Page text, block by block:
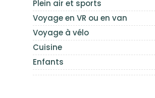
Plein air et sports
Voyage en VR ou en van
Voyage à vélo
Cuisine
Enfants